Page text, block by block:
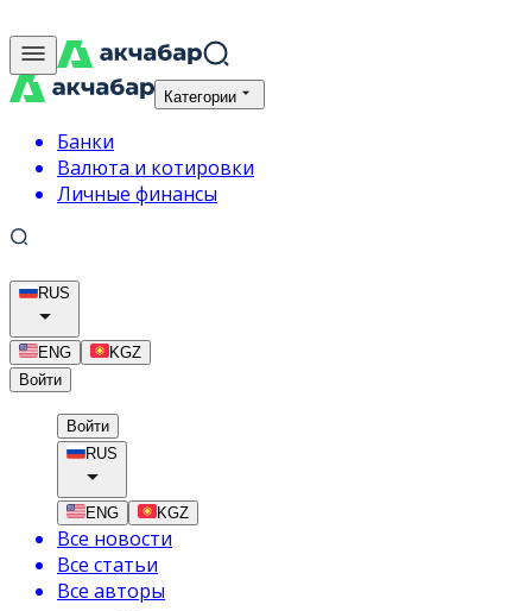
Категории
Банки
Валюта и котировки
Личные финансы
RUS
ENG
KGZ
Войти
Войти
RUS
ENG KGZ
Все новости
Все статьи
Все авторы